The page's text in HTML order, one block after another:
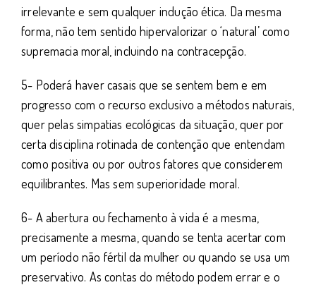
irrelevante e sem qualquer indução ética. Da mesma
forma, não tem sentido hipervalorizar o ‘natural’ como
supremacia moral, incluindo na contracepção.
5- Poderá haver casais que se sentem bem e em
progresso com o recurso exclusivo a métodos naturais,
quer pelas simpatias ecológicas da situação, quer por
certa disciplina rotinada de contenção que entendam
como positiva ou por outros fatores que considerem
equilibrantes. Mas sem superioridade moral.
6- A abertura ou fechamento à vida é a mesma,
precisamente a mesma, quando se tenta acertar com
um período não fértil da mulher ou quando se usa um
preservativo. As contas do método podem errar e o